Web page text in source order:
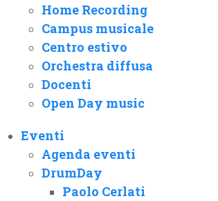
Home Recording
Campus musicale
Centro estivo
Orchestra diffusa
Docenti
Open Day music
Eventi
Agenda eventi
DrumDay
Paolo Cerlati